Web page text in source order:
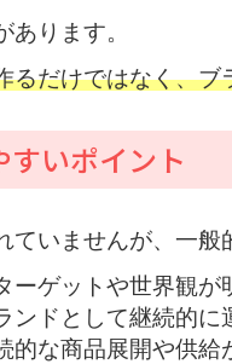
ります。
るだけではなく、
いポイント
ていませんが、一般
ーゲットや世界観が
ンドとして継続的
的な商品展開や供給